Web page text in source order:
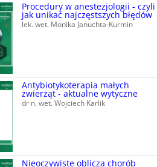
Procedury w anestezjologii - czyli
jak unikać najczęstszych błędów
lek. wet. Monika Januchta-Kurmin
Antybiotykoterapia małych
zwierząt - aktualne wytyczne
dr n. wet. Wojciech Karlik
Nieoczywiste oblicza chorób